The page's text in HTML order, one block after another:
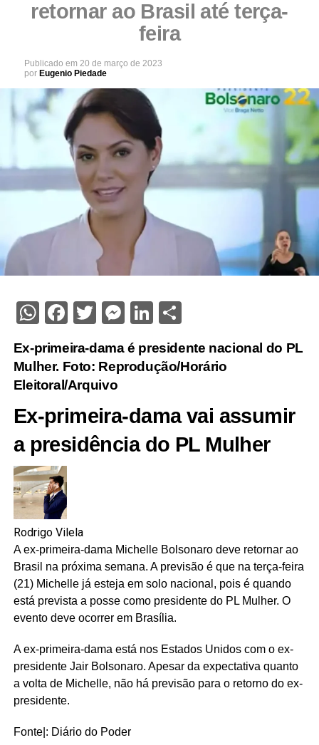
retornar ao Brasil até terça-
feira
Publicado em 20 de março de 2023
por Eugenio Piedade
WhatsApp
Facebook
Twitter
Messenger
LinkedIn
Share
Ex-primeira-dama é presidente nacional do PL
Mulher. Foto: Reprodução/Horário
Eleitoral/Arquivo
Ex-primeira-dama vai assumir
a presidência do PL Mulher
Rodrigo Vilela
A ex-primeira-dama Michelle Bolsonaro deve retornar ao
Brasil na próxima semana. A previsão é que na terça-feira
(21) Michelle já esteja em solo nacional, pois é quando
está prevista a posse como presidente do PL Mulher. O
evento deve ocorrer em Brasília.
A ex-primeira-dama está nos Estados Unidos com o ex-
presidente Jair Bolsonaro. Apesar da expectativa quanto
a volta de Michelle, não há previsão para o retorno do ex-
presidente.
Fonte|: Diário do Poder